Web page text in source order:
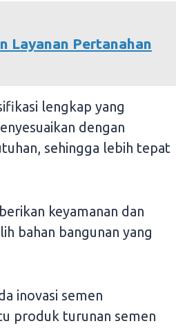
Layanan Pertanahan
lengkap yang
dengan
sehingga lebih tepat
keyamanan dan
bahan bangunan yang
inovasi semen
produk turunan semen